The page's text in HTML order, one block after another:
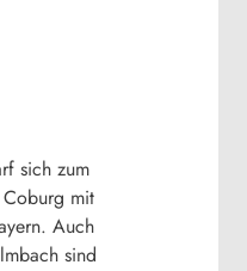
sich zum
Coburg mit
Auch
sind